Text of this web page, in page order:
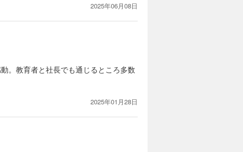
2025年06月08日
。教育者と社長でも通じるところ多数
2025年01月28日